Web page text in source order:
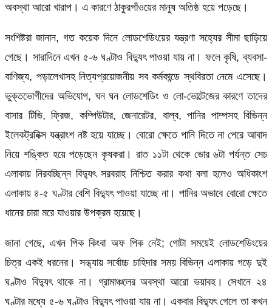
অবস্থা আরো খারাপ। এ কারণে ঠাকুরগাঁওয়ের মানুষ অতিষ্ঠ হয়ে পড়েছে।
সংশি­ষ্টরা জানান, গত কয়েক দিনে লোডশেডিংয়ের যন্ত্রণা সহ্যের সীমা ছাড়িয়ে
গেছে। সারাদিনে এখন ৫-৬ ঘণ্টাও বিদ্যুৎ পাওয়া যায় না। ফলে কৃষি, ব্যবসা-
বাণিজ্য, পড়ালেখাসহ নিত্যপ্রয়োজনীয় সব কর্মকান্ডে স্থবিরতা নেমে এসেছে।
ভুক্তভোগীদের অভিযোগ, ঘন ঘন লোডশেডিং ও লো-ভোল্টেজের কারণে তাদের
বাসার টিভি, ফ্রিজ, কম্পিউটার, জেনারেটর, বাল্ব, পানির পাম্পসহ বিভিন্ন
ইলেকট্রনিক্স যন্ত্রাংশ নষ্ট হয়ে যাচ্ছে। বোরো ক্ষেতে পানি দিতে না পেরে আবাদ
নিয়ে শঙ্কিত হয়ে পড়েছেন কৃষকরা। রাত ১১টা থেকে ভোর ৬টা পর্যন্ত সেচ
এলাকায় নিরবচ্ছিন্ন বিদ্যুৎ সরবরাহ নিশ্চিত করার কথা বলা হলেও অধিকাংশ
এলাকায় ৪-৫ ঘণ্টার বেশি বিদ্যুৎ পাওয়া যাচ্ছে না। পানির অভাবে বোরো ক্ষেতে
ধানের চারা মরে যাওয়ার উপক্রম হয়েছে।
জানা গেছে, এখন পিক কিংবা অফ পিক নেই; গোটা সময়েই লোডশেডিংয়ের
চিত্র একই ধরনের। সন্ধ্যায় সর্বোচ্চ চাহিদার সময় বিভিন্ন এলাকায় গড়ে দুই
ঘণ্টাও বিদ্যুৎ থাকে না। গ্রামাঞ্চলের অবস্থা আরো ভয়াবহ। সেখানে ২৪
ঘণ্টার মধ্যে ৫-৬ ঘণ্টাও বিদ্যুৎ পাওয়া যায় না। একবার বিদ্যুৎ গেলে তা কখন